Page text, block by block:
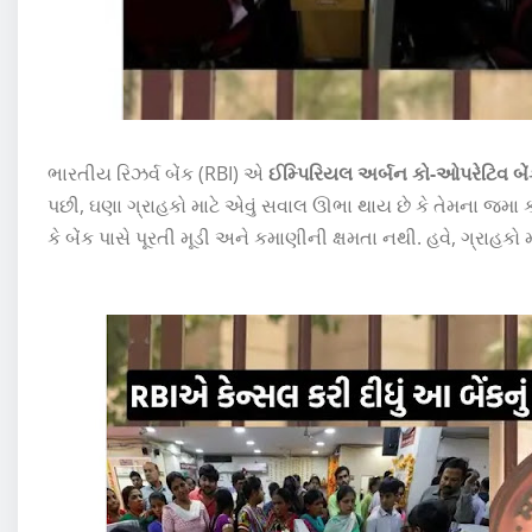
ભારતીય રિઝર્વ બેંક (RBI) એ ઈમ્પિરિયલ અર્બન કો-ઓપરેટિવ
પછી, ઘણા ગ્રાહકો માટે એવું સવાલ ઊભા થાય છે કે તેમના
કે બેંક પાસે પૂરતી મૂડી અને કમાણીની ક્ષમતા નથી. હવે,